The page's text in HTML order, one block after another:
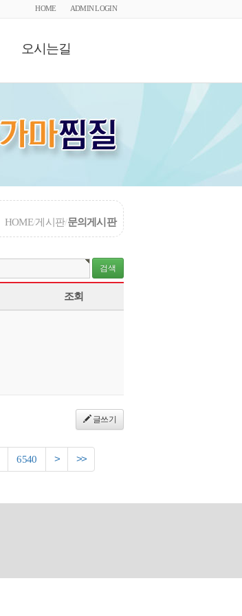
HOME ADMIN LOGIN
오시는길
HOME/게시판/문의게시판
조회
글쓰기
6540 > >>